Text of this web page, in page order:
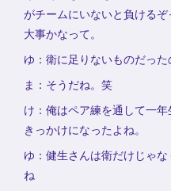
がチームにいないと負ける
大事かなって。
ゆ：衛に足りないものだっ
ま：そうだね。笑
け：俺はペア練を通して一
きっかけになったよね。
ゆ：健生さんは衛だけじゃ
ね